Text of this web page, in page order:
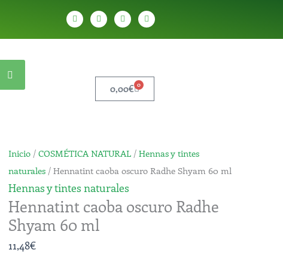
W
h
a
t
T
e
l
e
Y
o
u
t
T
i
k
t
0,00€ 0
Cart
Inicio /COSMÉTICA NATURAL /Hennas y tintes
naturales / Hennatint caoba oscuro Radhe Shyam 60 ml
Hennas y tintes naturales
Hennatint caoba oscuro Radhe
Shyam 60 ml
11,48€
Hennatint
caoba
oscuro
Radhe
Shyam